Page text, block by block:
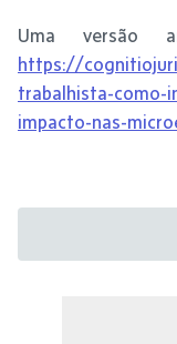
Uma versão
https://
trabalhista-como-
impacto-nas-